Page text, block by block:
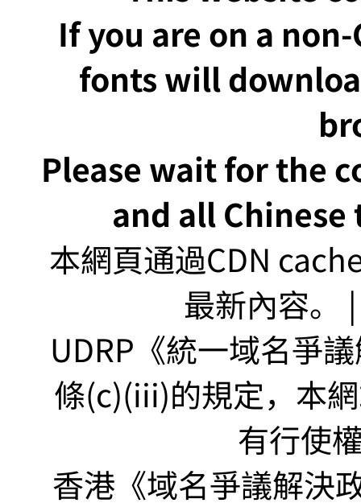
If you are on a
fonts will
Please wait for the
and all
本網頁通過CDN
最新內容。
UDRP《統一域名爭
條(c)(iii)的規定，本
有行使
香港《域名爭議解決